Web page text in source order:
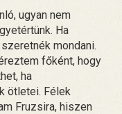
ugyan nem
Ha
mondani.
főként, hogy
ha
ötletei. Félek
Fruzsira, hiszen